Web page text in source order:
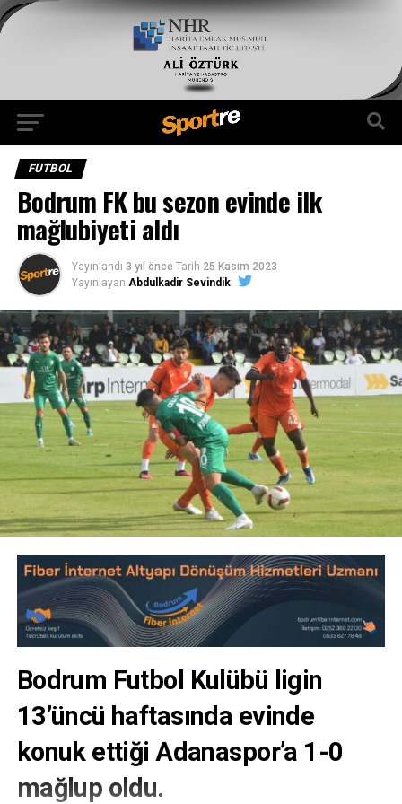
FUTBOL
Bodrum FK bu sezon evinde ilk
mağlubiyeti aldı
Yayınlandı 3 yıl önce Tarih 25 Kasım 2023
Yayınlayan Abdulkadir Sevindik
Bodrum Futbol Kulübü ligin
13’üncü haftasında evinde
konuk ettiği Adanaspor’a 1-0
mağlup oldu.